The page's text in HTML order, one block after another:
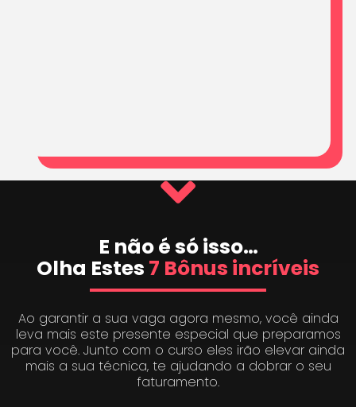
E não é só isso…
Olha Estes 7 Bônus incríveis
Ao garantir a sua vaga agora mesmo, você ainda
leva mais este presente especial que preparamos
para você. Junto com o curso eles irão elevar ainda
mais a sua técnica, te ajudando a dobrar o seu
faturamento.